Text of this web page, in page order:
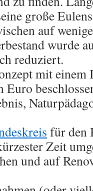
große
auf
wurde
reduziert.
mit
für den
Zeit
und auf